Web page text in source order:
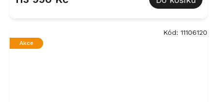
Akce
Kód: 11106120